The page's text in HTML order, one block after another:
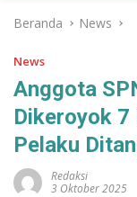
Beranda News
News
Anggota
Dikeroyok 7
Pelaku
Redaksi
3 Oktober 2025